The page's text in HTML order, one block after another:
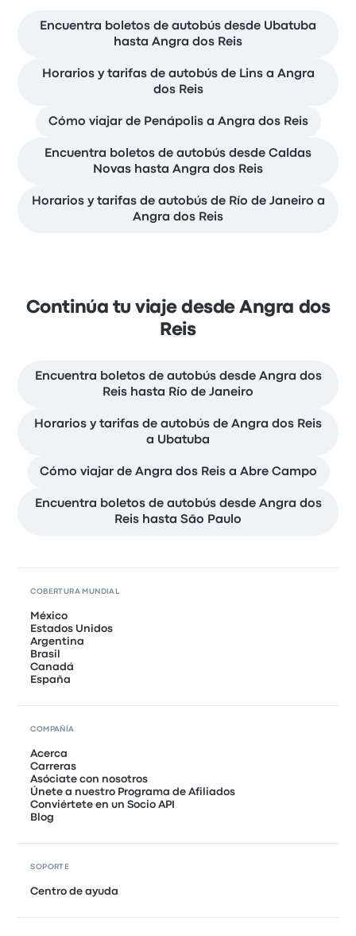
Encuentra boletos de autobús desde Ubatuba
hasta Angra dos Reis
Horarios y tarifas de autobús de Lins a Angra
dos Reis
Cómo viajar de Penápolis a Angra dos Reis
Encuentra boletos de autobús desde Caldas
Novas hasta Angra dos Reis
Horarios y tarifas de autobús de Río de Janeiro a
Angra dos Reis
Continúa tu viaje desde Angra dos
Reis
Encuentra boletos de autobús desde Angra dos
Reis hasta Río de Janeiro
Horarios y tarifas de autobús de Angra dos Reis
a Ubatuba
Cómo viajar de Angra dos Reis a Abre Campo
Encuentra boletos de autobús desde Angra dos
Reis hasta São Paulo
COBERTURA MUNDIAL
México
Estados Unidos
Argentina
Brasil
Canadá
España
COMPAÑÍA
Acerca
Carreras
Asóciate con nosotros
Únete a nuestro Programa de Afiliados
Conviértete en un Socio API
Blog
SOPORTE
Centro de ayuda